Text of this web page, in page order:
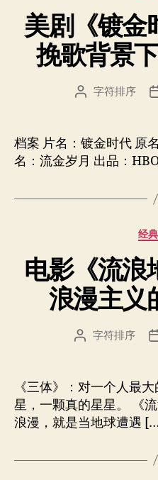
美剧《镀金
挽歌背景
文
者
字符排序
档案 片名：镀金时代 原
名：流金岁月 出品：
经
电影《流浪
浪漫主义
文
者
字符排序
《三体》：对一个人最
星，一颗真的星星。 《
浪漫，就是当地球遭遇